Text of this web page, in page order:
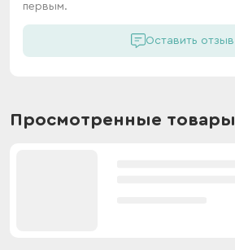
первым.
Оставить отзыв
Просмотренные товары